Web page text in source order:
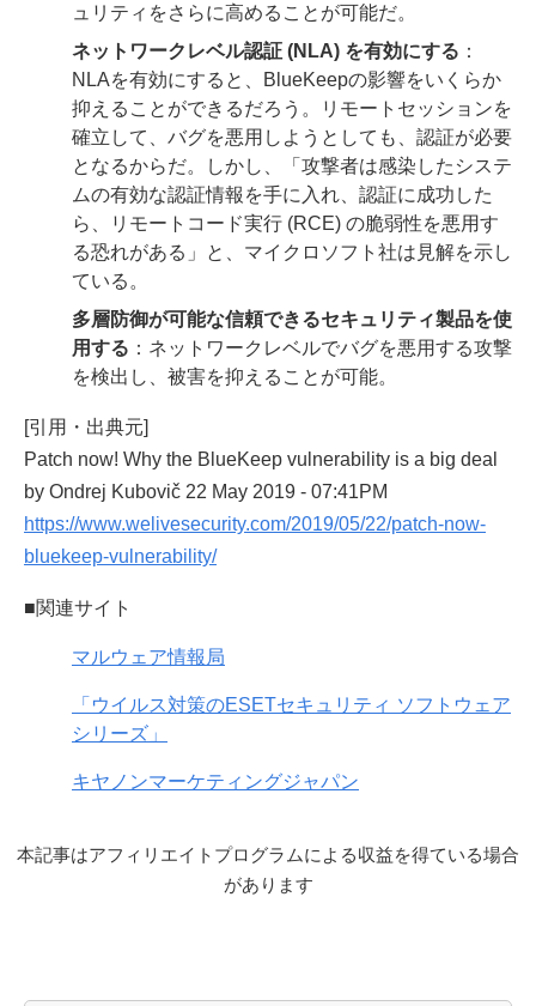
ュリティをさらに高めることが可能だ。
ネットワークレベル認証 (NLA) を有効にする ：
NLAを有効にすると、BlueKeepの影響をいくらか
抑えることができるだろう。リモートセッションを
確立して、バグを悪用しようとしても、認証が必要
となるからだ。しかし、「攻撃者は感染したシステ
ムの有効な認証情報を手に入れ、認証に成功した
ら、リモートコード実行 (RCE) の脆弱性を悪用す
る恐れがある」と、マイクロソフト社は見解を示し
ている。
多層防御が可能な信頼できるセキュリティ製品を使
用する ：ネットワークレベルでバグを悪用する攻撃
を検出し、被害を抑えることが可能。
[引用・出典元]
Patch now! Why the BlueKeep vulnerability is a big deal
by Ondrej Kubovič 22 May 2019 - 07:41PM
https://www.welivesecurity.com/2019/05/22/patch-now-
bluekeep-vulnerability/
■関連サイト
マルウェア情報局
「ウイルス対策のESETセキュリティ ソフトウェア
シリーズ」
キヤノンマーケティングジャパン
本記事はアフィリエイトプログラムによる収益を得ている場合
があります